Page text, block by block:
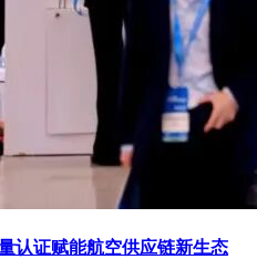
认证赋能航空供应链新生态